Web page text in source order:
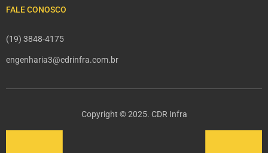
FALE CONOSCO
(19) 3848-4175
engenharia3@cdrinfra.com.br
Copyright © 2025. CDR Infra